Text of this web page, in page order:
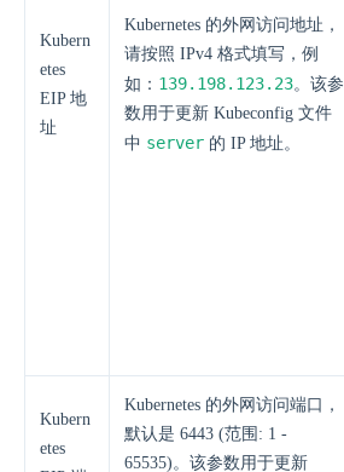
Kubern
etes
EIP 地
址
Kubernetes 的外网访问地址，
请按照 IPv4 格式填写，例
如： 139.198.123.23。该参
数用于更新 Kubeconfig 文件
中 server 的 IP 地址。
Kubern
etes
Kubernetes 的外网访问端口，
默认是 6443 (范围: 1 -
65535)。该参数用于更新